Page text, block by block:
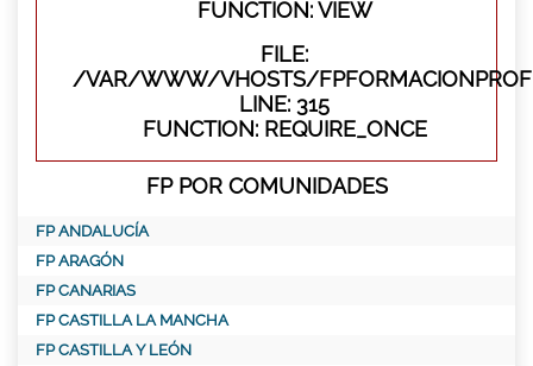
FUNCTION: VIEW
FILE:
/VAR/WWW/VHOSTS/
LINE: 315
FUNCTION: REQUIRE_ONCE
FP POR COMUNIDADES
FP ANDALUCÍA
FP ARAGÓN
FP CANARIAS
FP CASTILLA LA MANCHA
FP CASTILLA Y LEÓN